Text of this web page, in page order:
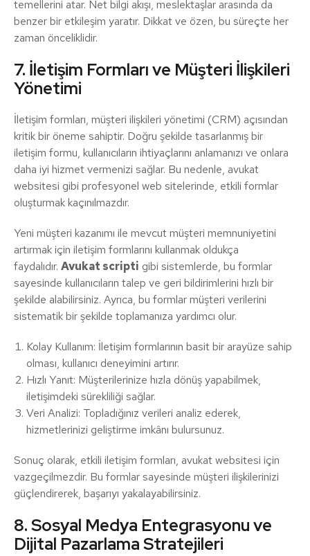
temellerini atar. Net bilgi akışı, meslektaşlar arasında da
benzer bir etkileşim yaratır. Dikkat ve özen, bu süreçte her
zaman önceliklidir.
7. İletişim Formları ve Müşteri İlişkileri
Yönetimi
İletişim formları, müşteri ilişkileri yönetimi (CRM) açısından
kritik bir öneme sahiptir. Doğru şekilde tasarlanmış bir
iletişim formu, kullanıcıların ihtiyaçlarını anlamanızı ve onlara
daha iyi hizmet vermenizi sağlar. Bu nedenle, avukat
websitesi gibi profesyonel web sitelerinde, etkili formlar
oluşturmak kaçınılmazdır.
Yeni müşteri kazanımı ile mevcut müşteri memnuniyetini
artırmak için iletişim formlarını kullanmak oldukça
faydalıdır. Avukat scripti gibi sistemlerde, bu formlar
sayesinde kullanıcıların talep ve geri bildirimlerini hızlı bir
şekilde alabilirsiniz. Ayrıca, bu formlar müşteri verilerini
sistematik bir şekilde toplamanıza yardımcı olur.
Kolay Kullanım: İletişim formlarının basit bir arayüze sahip
olması, kullanıcı deneyimini artırır.
Hızlı Yanıt: Müşterilerinize hızla dönüş yapabilmek,
iletişimdeki sürekliliği sağlar.
Veri Analizi: Topladığınız verileri analiz ederek,
hizmetlerinizi geliştirme imkânı bulursunuz.
Sonuç olarak, etkili iletişim formları, avukat websitesi için
vazgeçilmezdir. Bu formlar sayesinde müşteri ilişkilerinizi
güçlendirerek, başarıyı yakalayabilirsiniz.
8. Sosyal Medya Entegrasyonu ve
Dijital Pazarlama Stratejileri